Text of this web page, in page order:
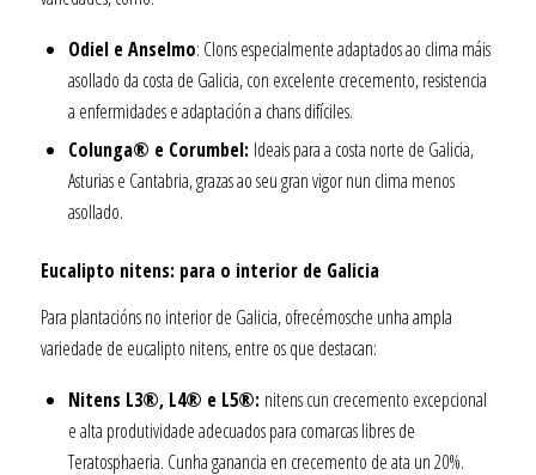
Odiel e Anselmo: Clons especialmente adaptados ao clima máis
asollado da costa de Galicia, con excelente crecemento, resistencia
a enfermidades e adaptación a chans difíciles.
Colunga® e Corumbel:Ideais para a costa norte de Galicia,
Asturias e Cantabria, grazas ao seu gran vigor nun clima menos
asollado.
Eucalipto nitens: para o interior de Galicia
Para plantacións no interior de Galicia, ofrecémosche unha ampla
variedade de eucalipto nitens, entre os que destacan:
Nitens L3®, L4® e L5®:nitens cun crecemento excepcional
e alta produtividade adecuados para comarcas libres de
Teratosphaeria. Cunha ganancia en crecemento de ata un 20%.